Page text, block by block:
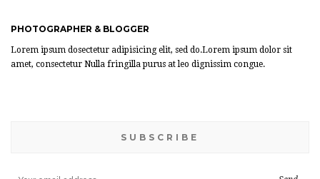
PHOTOGRAPHER & BLOGGER
Lorem ipsum dosectetur adipisicing elit, sed do.Lorem ipsum dolor sit
amet, consectetur Nulla fringilla purus at leo dignissim congue.
SUBSCRIBE